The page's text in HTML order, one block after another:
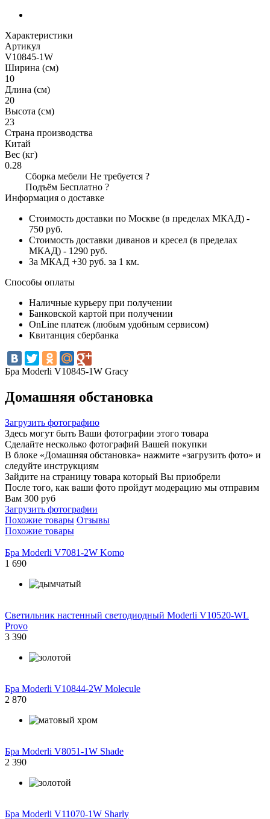
Характеристики
Артикул
V10845-1W
Ширина (см)
10
Длина (см)
20
Высота (см)
23
Страна производства
Китай
Вес (кг)
0.28
Сборка мебели Не требуется ?
Подъём Бесплатно ?
Информация о доставке
Стоимость доставки по Москве (в пределах МКАД) -
750 руб.
Стоимость доставки диванов и кресел (в пределах
МКАД) - 1290 руб.
За МКАД +30 руб. за 1 км.
Способы оплаты
Наличные курьеру при получении
Банковской картой при получении
OnLine платеж (любым удобным сервисом)
Квитанция сбербанка
Бра Moderli V10845-1W Gracy
Домашняя обстановка
Загрузить фотографию
Здесь могут быть Ваши фотографии этого товара
Сделайте несколько фотографий Вашей покупки
В блоке «Домашняя обстановка» нажмите «загрузить фото» и
следуйте инструкциям
Зайдите на страницу товара который Вы приобрели
После того, как ваши фото пройдут модерацию мы отправим
Вам 300 руб
Загрузить фотографии
Похожие товары Отзывы
Похожие товары
Бра Moderli V7081-2W Komo
1 690
Светильник настенный светодиодный Moderli V10520-WL
Provo
3 390
Бра Moderli V10844-2W Molecule
2 870
Бра Moderli V8051-1W Shade
2 390
Бра Moderli V11070-1W Sharly